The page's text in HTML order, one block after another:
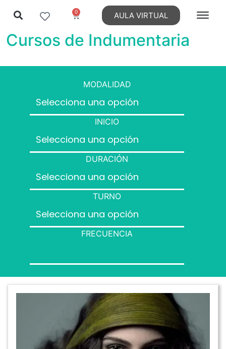
0 AULA VIRTUAL
Cursos de Indumentaria
MODALIDAD
INICIO
DURACIÓN
TURNO
FRECUENCIA